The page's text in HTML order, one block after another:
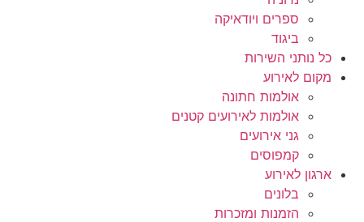
ספרים ויודאיקה
ביגוד
כל נותני השירות
מקום לאירוע
אולמות חתונה
אולמות לאירועים קטנים
גני אירועים
קמפוסים
ארגון לאירוע
בלונים
הזמנות ומזכרות